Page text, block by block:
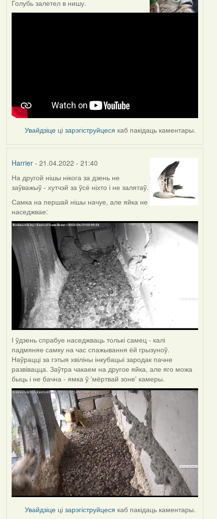
Голубь залетел в нишу.
Увайдзіце цізарэгіструйцеся каб пакідаць каментары.
Harrier- 21.04.2022 - 21:40
На другой нішы нікога за дзень не
заўважыў - хутчэй за ўсё ніхто і не залятаў.
Самка на першай нішы начуе, але яйка не
наседжвае:
І ўдзень спрабуе наседжваць толькі самец - калі
падмяняе самку на час спажывання ёй грызуноў.
Наўрацці за гэтыя хвіліны інкубацыі зародак пачне
развівацца. Заўтра чакаем на другое яйка, але яго можа
быць і не бачна - ямка ў 'мёртвай зоне' камеры.
Увайдзіце цізарэгіструйцеся каб пакідаць каментары.